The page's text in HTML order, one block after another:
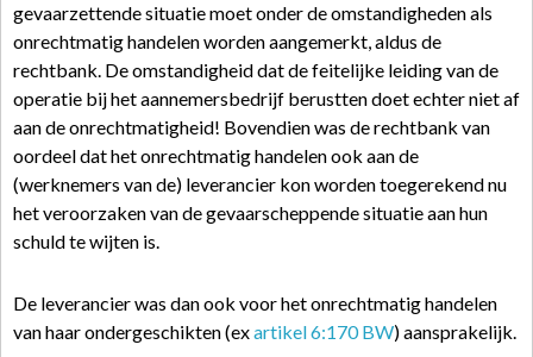
gevaarzettende situatie moet onder de omstandigheden als
onrechtmatig handelen worden aangemerkt, aldus de
rechtbank. De omstandigheid dat de feitelijke leiding van de
operatie bij het aannemersbedrijf berustten doet echter niet af
aan de onrechtmatigheid! Bovendien was de rechtbank van
oordeel dat het onrechtmatig handelen ook aan de
(werknemers van de) leverancier kon worden toegerekend nu
het veroorzaken van de gevaarscheppende situatie aan hun
schuld te wijten is.
De leverancier was dan ook voor het onrechtmatig handelen
van haar ondergeschikten (exartikel 6:170 BW) aansprakelijk.